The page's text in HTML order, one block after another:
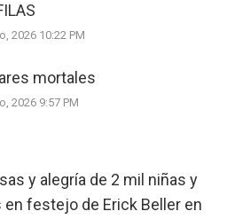
2026 10:22 PM
mortales
2026 9:57 PM
y alegría de 2 mil niñas y
en festejo de Erick Beller en